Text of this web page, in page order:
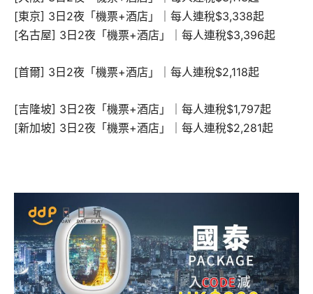
[東京] 3日2夜「機票+酒店」｜每人連稅$3,338起
[名古屋] 3日2夜「機票+酒店」｜每人連稅$3,396起
[首爾] 3日2夜「機票+酒店」｜每人連稅$2,118起
[吉隆坡] 3日2夜「機票+酒店」｜每人連稅$1,797起
[新加坡] 3日2夜「機票+酒店」｜每人連稅$2,281起